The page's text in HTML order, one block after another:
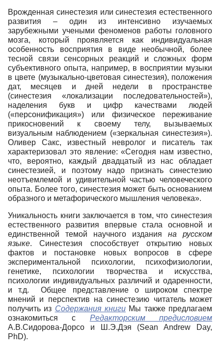
Врожденная синестезия или синестезия естественного
развития – один из интенсивно изучаемых
зарубежными учеными феноменов работы головного
мозга, который проявляется как индивидуальная
особенность восприятия в виде необычной, более
тесной связи сенсорных реакций и сложных форм
субъективного опыта, например, в восприятии музыки
в цвете (музыкально-цветовая синестезия), положения
дат, месяцев и дней недели в пространстве
(синестезия «локализации последовательностей»),
наделения букв и цифр качествами людей
(«персонификация») или физическое переживание
прикосновений к своему телу, вызываемых
визуальным наблюдением («зеркальная синестезия»).
Оливер Сакс, известный невролог и писатель так
характеризовал это явление: «Сегодня нам известно,
что, вероятно, каждый двадцатый из нас обладает
синестезией, и поэтому надо признать синестезию
неотъемлемой и удивительной частью человеческого
опыта. Более того, синестезия может быть основанием
образного и метафорического мышления человека».
Уникальность книги заключается в том, что синестезия
естественного развития впервые стала основной и
единственной темой научного издания на русском
языке. Синестезия способствует открытию новых
фактов и постановке новых вопросов в сфере
экспериментальной психологии, психофизиологии,
генетике, психологии творчества и искусства,
психологии индивидуальных различий и одаренности,
и т.д. Общее представление о широком спектре
мнений и перспектив на синестезию читатель может
получить из Содержания книги Мы также предлагаем
ознакомиться с Редакторским предисловием
А.В.Сидорова-Дорсо и Ш.Э.Дэя (Sean Andrew Day,
PhD).